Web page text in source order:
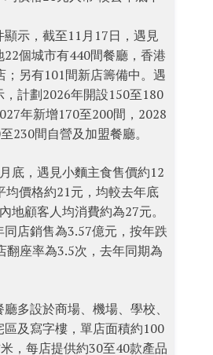
顯示，截至11月17日，遇見
22個城市有440間餐廳，香港
；另有101間新店籌備中。遇
，計劃2026年開設150至180
年新增170至200間，2028
230間自營及加盟餐廳。
底，遇見小麵主食售價約12
均價格約21元，均較去年底
地顧客人均消費約為27元。
同店銷售為3.57億元，按年跌
翻座率為3.5次，去年同期為
多設於商場、機場、學校、
區及寫字樓，單店面積約100
，每店提供約30至40款產品